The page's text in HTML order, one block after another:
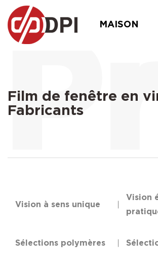
MAISON
Film de fenêtre en
Fabricants
Vision à sens unique
Vision
Sélections polymères